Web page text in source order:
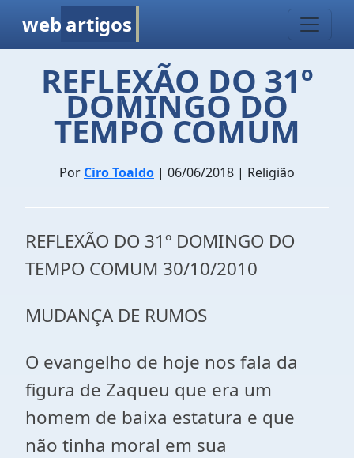
web artigos
REFLEXÃO DO 31º
DOMINGO DO
TEMPO COMUM
Por Ciro Toaldo | 06/06/2018 | Religião
REFLEXÃO DO 31º DOMINGO DO
TEMPO COMUM 30/10/2010
MUDANÇA DE RUMOS
O evangelho de hoje nos fala da
figura de Zaqueu que era um
homem de baixa estatura e que
não tinha moral em sua